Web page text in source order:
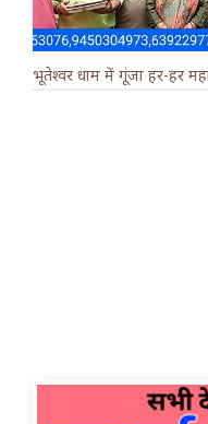
भूतेश्वर धाम में गूंजा हर-हर